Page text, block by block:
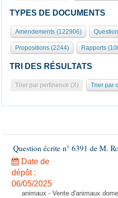
TYPES DE DOCUMENTS
Amendements (122906)
Propositions (2244) Rapports
TRI DES RÉSULTATS
Trier par pertinence (X) Trier par
Question écrite n° 6391 de M.
Date de
dépôt :
06/05/2025
animaux - Vente d'animaux